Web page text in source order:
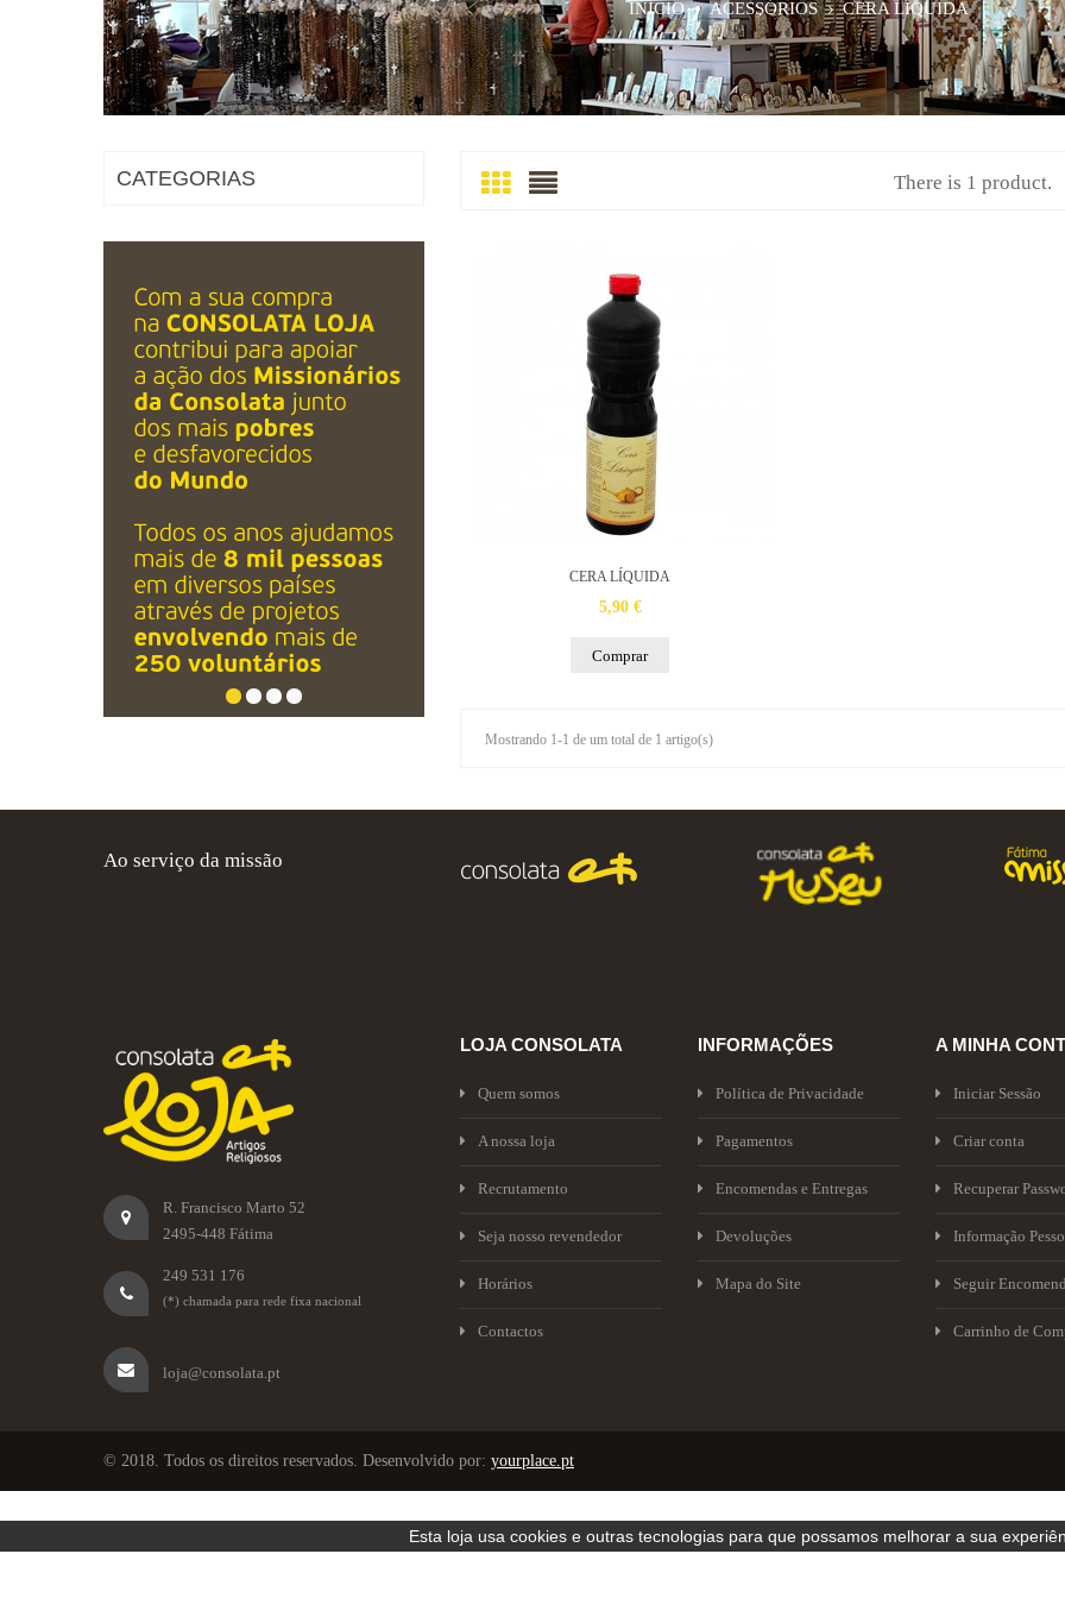
Esta loja usa cookies e outras tecnologias para que possamos melhorar a sua
INÍCIO ACESSÓRIOS CERA LIQUIDA
CATEGORIAS There is 1 product.
CERA LÍQUIDA
5,90 €
Comprar
Mostrando 1-1 de um total de 1 artigo(s)
Ao serviço da missão
R. Francisco Marto 52
2495-448 Fátima
249 531 176
(*) chamada para rede fixa nacional
loja@consolata.pt
LOJA CONSOLATA
Quem somos
A nossa loja
Recrutamento
Seja nosso revendedor
Horários
Contactos
INFORMAÇÕES
Política de Privacidade
Pagamentos
Encomendas e Entregas
Devoluções
Mapa do Site
A MINHA
Iniciar Sessão
Criar conta
Recuperar
Informação
Seguir
Carrinho de
© 2018. Todos os direitos reservados. Desenvolvido por: yourplace.pt